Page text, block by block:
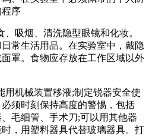
序
吸烟、清洗隐型眼镜和化妆。
常生活用品。在实验室中，戴隐
罩。食物应存放在工作区域以外
机械装置移液;制定锐器安全使
须时刻保持高度的警惕，包括
毛细管、手术刀;可以用其他器
，用塑料器具代替玻璃器具。打